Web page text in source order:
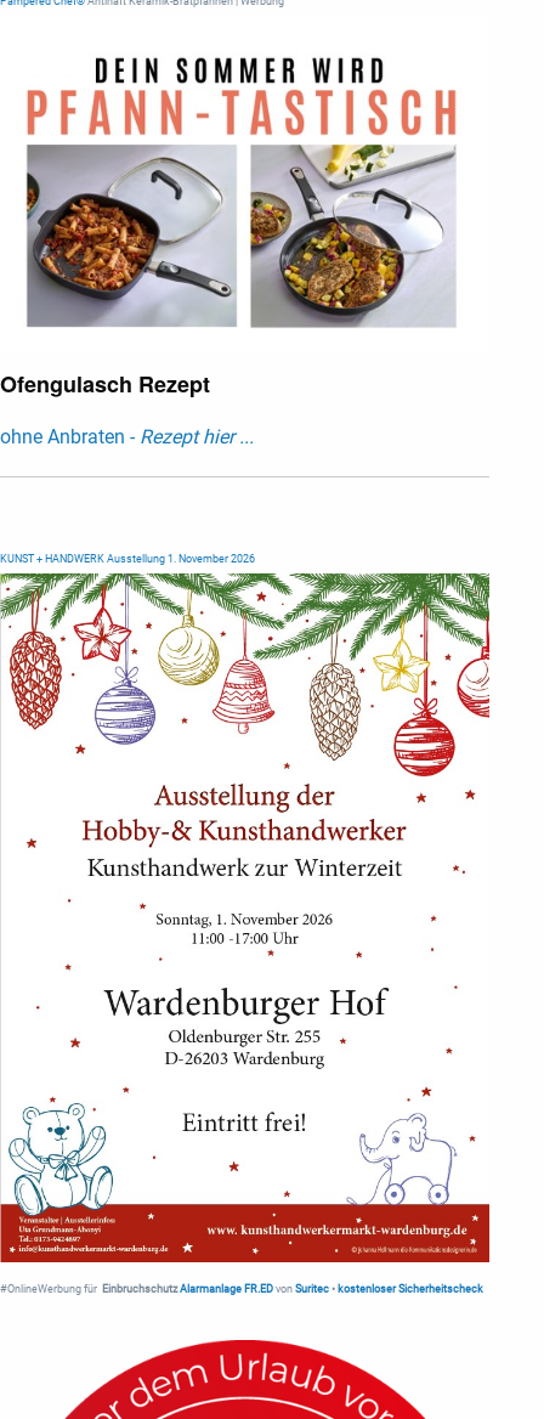
Ofengulasch Rezept
ohne Anbraten - Rezept hier ...
KUNST + HANDWERK Ausstellung 1. November 2026
#OnlineWerbung für Einbruchschutz Alarmanlage FR.ED von Suritec • kostenloser Sicherheitscheck